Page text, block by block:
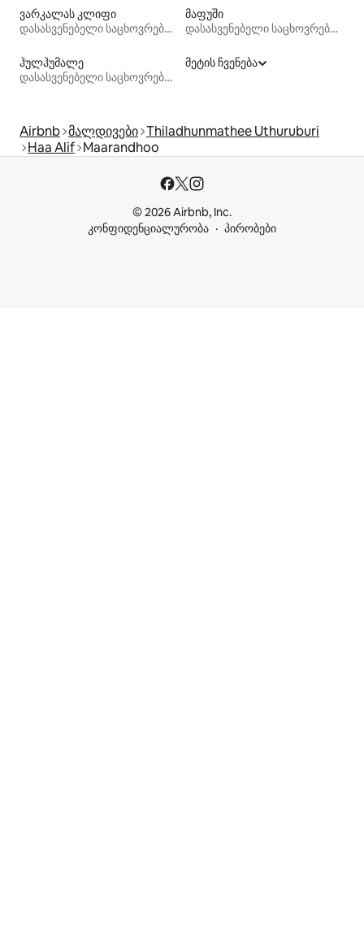
ვარკალას კლიფი
დასასვენებელი საცხოვრებლები
მაფუში
დასასვენებელი საცხოვრებლები
ჰულჰუმალე
დასასვენებელი საცხოვრებლები
მეტის ჩვენება
Airbnb მალდივები Thiladhunmathee Uthuruburi
Haa Alif Maarandhoo
© 2026 Airbnb, Inc.
კონფიდენციალურობა
პირობები